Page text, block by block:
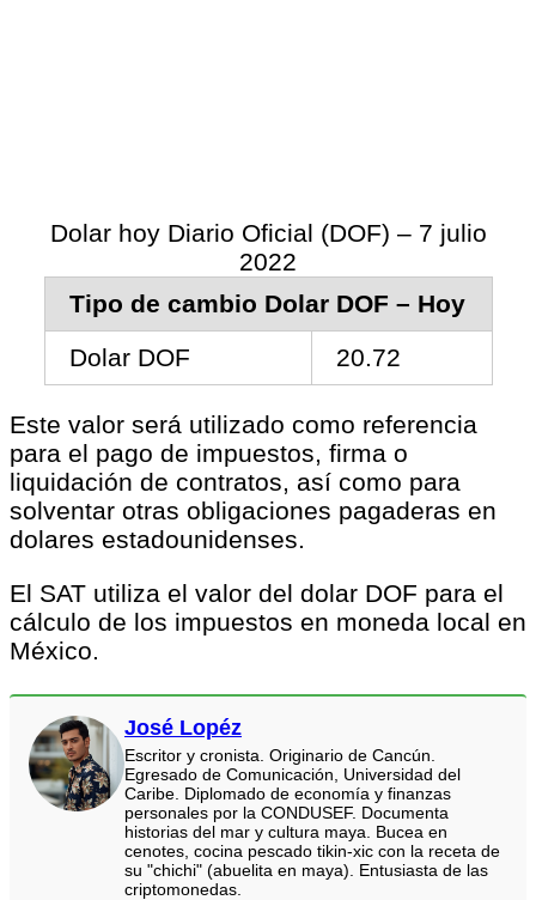
Dolar hoy Diario Oficial (DOF) – 7 julio
2022
Tipo de cambio Dolar DOF – Hoy
Dolar DOF
20.72
Este valor será utilizado como referencia
para el pago de impuestos, firma o
liquidación de contratos, así como para
solventar otras obligaciones pagaderas en
dolares estadounidenses.
El SAT utiliza el valor del dolar DOF para el
cálculo de los impuestos en moneda local en
México.
José Lopéz
Escritor y cronista. Originario de Cancún.
Egresado de Comunicación, Universidad del
Caribe. Diplomado de economía y finanzas
personales por la CONDUSEF. Documenta
historias del mar y cultura maya. Bucea en
cenotes, cocina pescado tikin-xic con la receta de
su "chichi" (abuelita en maya). Entusiasta de las
criptomonedas.